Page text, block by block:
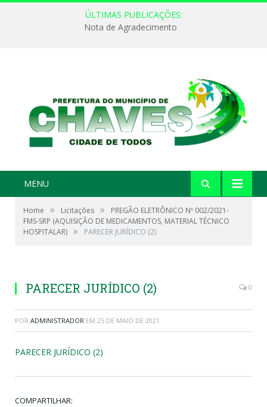
ÚLTIMAS PUBLICAÇÕES:
Nota de Agradecimento
MENU
Home » Licitações »
PREGÃO ELETRÔNICO Nº 002/2021-
FMS-SRP (AQUISIÇÃO DE MEDICAMENTOS, MATERIAL TÉCNICO
HOSPITALAR) » PARECER JURÍDICO (2)
PARECER JURÍDICO (2) 0
POR ADMINISTRADOR EM 25 DE MAIO DE 2021
PARECER JURÍDICO (2)
COMPARTILHAR: